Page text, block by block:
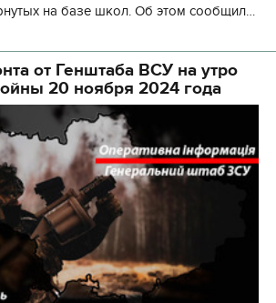
на базе школ. Об этом сообщил
от Генштаба ВСУ на утро
20 ноября 2024 года